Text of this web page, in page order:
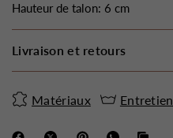
Hauteur de talon: 6 cm
Livraison et retours
Matériaux Entretien